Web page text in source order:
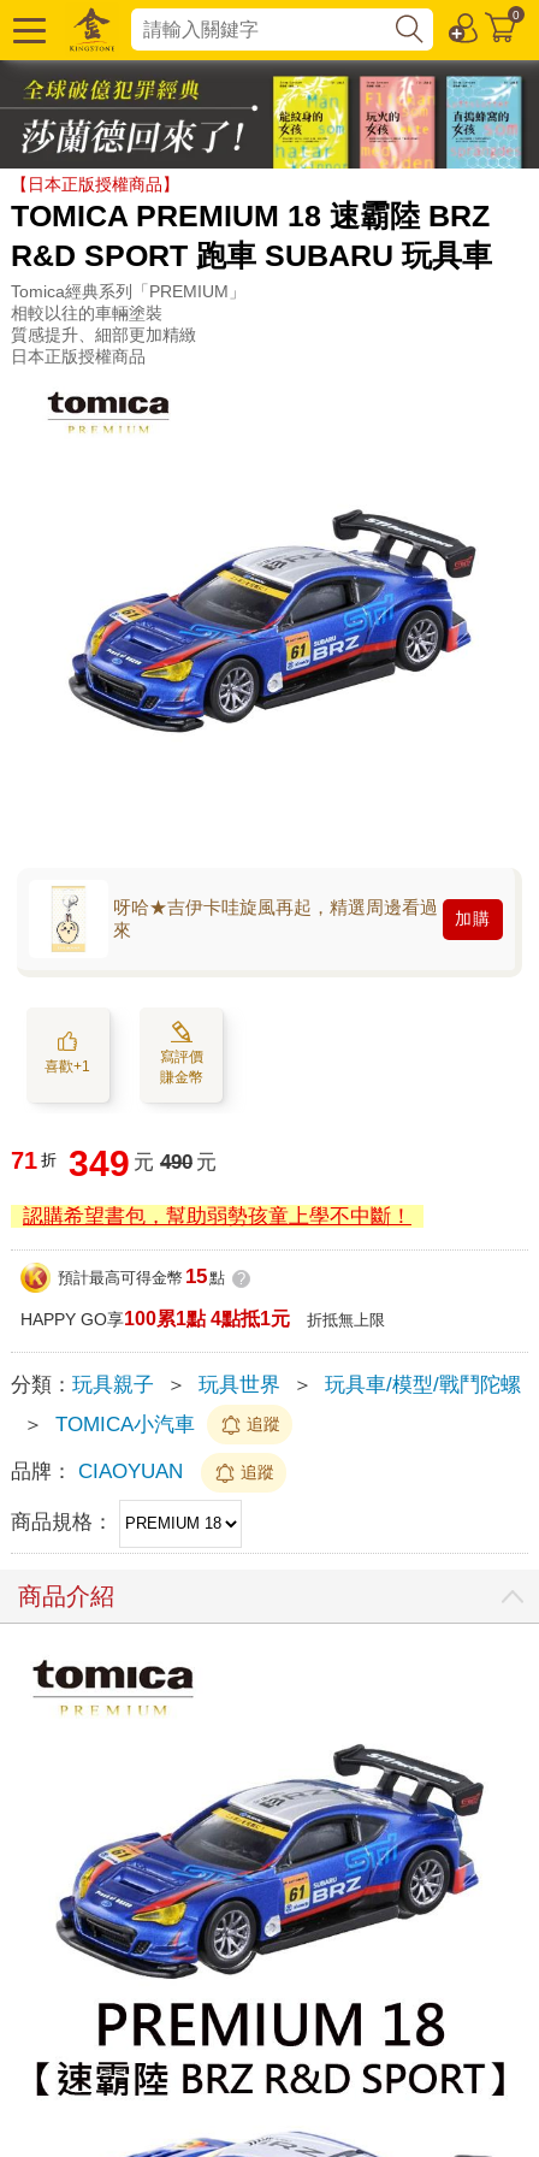
0
【日本正版授權商品】
TOMICA PREMIUM 18 速霸陸 BRZ
R&D SPORT 跑車 SUBARU 玩具車
Tomica經典系列「PREMIUM」
相較以往的車輛塗裝
質感提升、細部更加精緻
日本正版授權商品
呀哈★吉伊卡哇旋風再起，精選周邊看過
來
加購
喜歡+1
寫評價
賺金幣
71 折 349 元 490 元
認購希望書包，幫助弱勢孩童上學不中斷！
預計最高可得金幣 15點 ?
HAPPY GO享100累1點 4點抵1元 折抵無上限
分類： 玩具親子 ＞ 玩具世界 ＞
玩具車/模型/戰鬥陀螺
＞
TOMICA小汽車 追蹤
品牌： CIAOYUAN 追蹤
商品規格：
商品介紹